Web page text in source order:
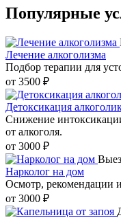
Популярные
Лечение алкоголизма
Подбор терапии для
от 3500 ₽
Детоксикация
Снижение
от алкоголя.
от 3000 ₽
Нарколог на дом
Осмотр, рекомендации
от 3000 ₽